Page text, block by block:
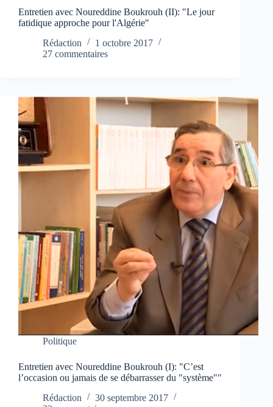
Entretien avec Noureddine Boukrouh (II): "Le jour
fatidique approche pour l'Algérie"
Rédaction
1 octobre 2017
27 commentaires
Politique
Entretien avec Noureddine Boukrouh (I): "C’est
l’occasion ou jamais de se débarrasser du "système""
Rédaction
30 septembre 2017